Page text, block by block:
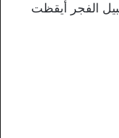
الفجر أيقظت